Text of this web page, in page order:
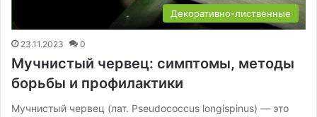
Декоративно-лиственные
23.11.2023 0
Мучнистый червец: симптомы, методы
борьбы и профилактики
Мучнистый червец (лат. Pseudococcus longispinus) — это